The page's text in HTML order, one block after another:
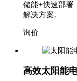
储能+快速部署
解决方案。
询价
高效太阳能